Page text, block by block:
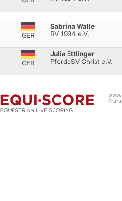
GER
Sabrina Walle
RV 1994 e.V.
GER
Julia Ettlinger
PferdeSV Christ e.V.